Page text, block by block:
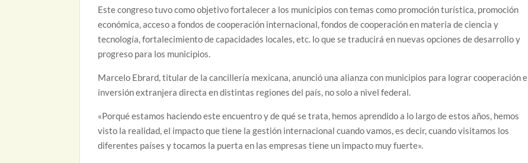
Este congreso tuvo como objetivo fortalecer a los municipios con temas como promoción turística, promoción
económica, acceso a fondos de cooperación internacional, fondos de cooperación en materia de ciencia y
tecnología, fortalecimiento de capacidades locales, etc. lo que se traducirá en nuevas opciones de desarrollo y
progreso para los municipios.
Marcelo Ebrard, titular de la cancillería mexicana, anunció una alianza con municipios para lograr cooperación e
inversión extranjera directa en distintas regiones del país, no solo a nivel federal.
«Porqué estamos haciendo este encuentro y de qué se trata, hemos aprendido a lo largo de estos años, hemos
visto la realidad, el impacto que tiene la gestión internacional cuando vamos, es decir, cuando visitamos los
diferentes países y tocamos la puerta en las empresas tiene un impacto muy fuerte».